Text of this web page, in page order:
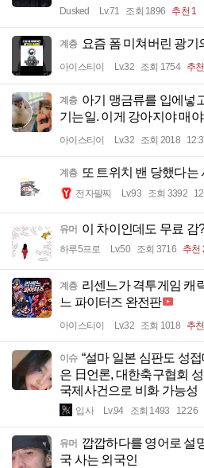
Dusked Lv.71 조회 1896 추천 1
계층 요즘 폼 미쳐버린 광기
아이스티이 Lv.32 조회 1754 추
계층 아기 맹금류를 입에넣
기는일. 이게 강아지야 매
아이스티이 Lv.32 조회 2018
계층 또 트위치 밴 당했다는
전자팔찌 Lv.93 조회 3392
유머 이 차이인데도 무료 감?
하루5프로 Lv.50 조회 3716 추천
계층 리센느가 격투게임 캐
느 파이터즈 완전판
아이스티이 Lv.32 조회 1018 추
이슈 “설마 일본 심판도 성
은 日언론, 대한축구협회
국제사건으로 비화 가능성
입사 Lv.94 조회 1493 12:26
유머 깝깝하다를 영어로 설
국 사는 외국인